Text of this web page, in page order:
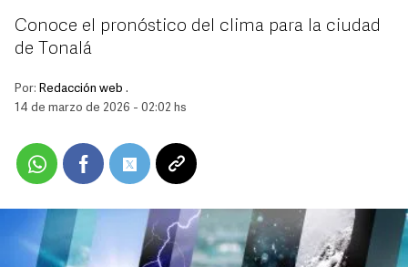
Conoce el pronóstico del clima para la ciudad
de Tonalá
Por: Redacción web .
14 de marzo de 2026 - 02:02 hs